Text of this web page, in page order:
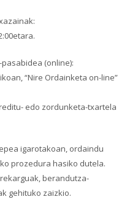
(online):
“Nire Ordainketa on-line”
edo zordunketa-txartela
igarotakoan, ordaindu
prozedura hasiko dutela.
berandutza-
gehituko zaizkio.